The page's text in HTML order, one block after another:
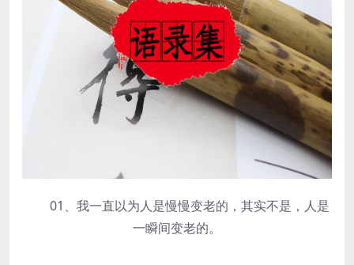
01、我一直以为人是慢慢变老的，其实不是，人是
一瞬间变老的。